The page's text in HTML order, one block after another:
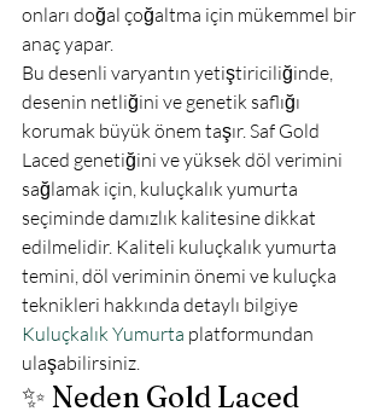
onları doğal çoğaltma için mükemmel bir
anaç yapar.
Bu desenli varyantın yetiştiriciliğinde,
desenin netliğini ve genetik saflığı
korumak büyük önem taşır. Saf Gold
Laced genetiğini ve yüksek döl verimini
sağlamak için, kuluçkalık yumurta
seçiminde damızlık kalitesine dikkat
edilmelidir. Kaliteli kuluçkalık yumurta
temini, döl veriminin önemi ve kuluçka
teknikleri hakkında detaylı bilgiye
Kuluçkalık Yumurta platformundan
ulaşabilirsiniz.
✨ Neden Gold Laced